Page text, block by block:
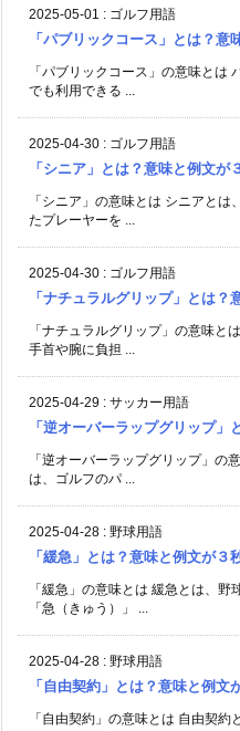
2025-05-01 : ゴルフ用語
「パブリックコース」とは？意
「パブリックコース」の意味とは
でも利用できる ...
2025-04-30 : ゴルフ用語
「シニア」とは？意味と例文が
「シニア」の意味とは シニアと
たプレーヤーを ...
2025-04-30 : ゴルフ用語
「ナチュラルグリップ」とは？
「ナチュラルグリップ」の意味と
手首や腕に負担 ...
2025-04-29 : サッカー用語
「逆オーバーラップグリップ」
「逆オーバーラップグリップ」の
は、ゴルフのパ ...
2025-04-28 : 野球用語
「緩急」とは？意味と例文が３
「緩急」の意味とは 緩急とは、
「急（きゅう）」 ...
2025-04-28 : 野球用語
「自由契約」とは？意味と例文
「自由契約」の意味とは 自由契